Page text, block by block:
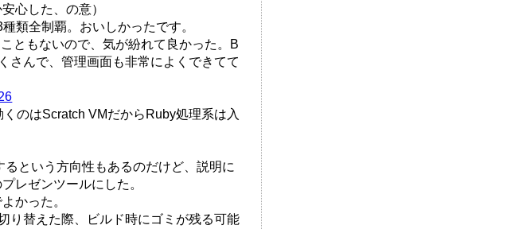
心した、の意）
類全制覇。おいしかったです。
ともないので、気が紛れて良かった。B
さんで、管理画面も非常によくできてて
のはScratch VMだからRuby処理系は入
という方向性もあるのだけど、説明に
レゼンツールにした。
かった。
り替えた際、ビルド時にゴミが残る可能